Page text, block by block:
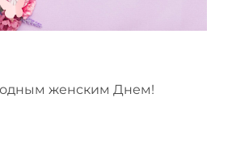
женским Днем!